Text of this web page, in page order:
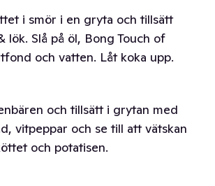
i smör i en gryta och tillsätt
lök. Slå på öl, Bong Touch of
och vatten. Låt koka upp.
och tillsätt i grytan med
vitpeppar och se till att vätskan
och potatisen.